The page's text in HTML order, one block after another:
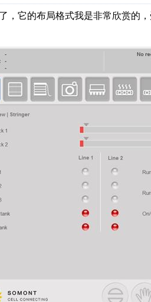
，它的布局格式我是非常欣赏的